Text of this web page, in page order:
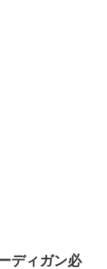
ディガン必